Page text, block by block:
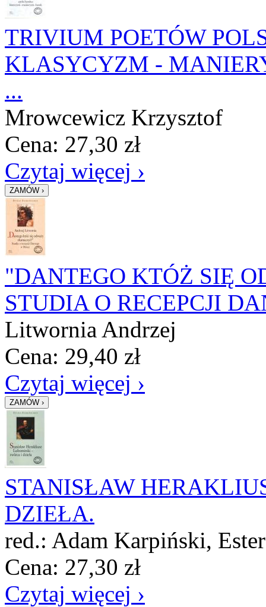
TRIVIUM POETÓW
KLASYCYZM -
...
Mrowcewicz Krzysztof
Cena: 27,30 zł
Czytaj więcej ›
"DANTEGO KTÓŻ SIĘ
STUDIA O RECEPCJI
Litwornia Andrzej
Cena: 29,40 zł
Czytaj więcej ›
STANISŁAW
DZIEŁA.
red.: Adam Karpiński,
Cena: 27,30 zł
Czytaj więcej ›